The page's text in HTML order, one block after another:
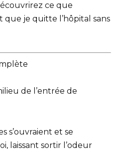
ce que
que je quitte l’hôpital sans
de l’entrée de
s’ouvraient et se
laissant sortir l’odeur